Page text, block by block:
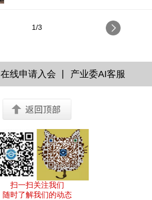
共谋南京数字经济高质量发展。
1/3
在线申请入会 产业委AI客服
扫一扫关注我们
随时了解我们的动态